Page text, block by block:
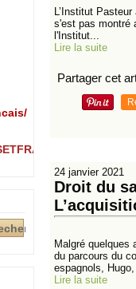
posts
L’Institut
s'est pas montré
l'Institut...
Lire la suite
Partager cet
24 janvier 2021
Droit du
Malgré quelques
du parcours du
espagnols,
Lire la suite